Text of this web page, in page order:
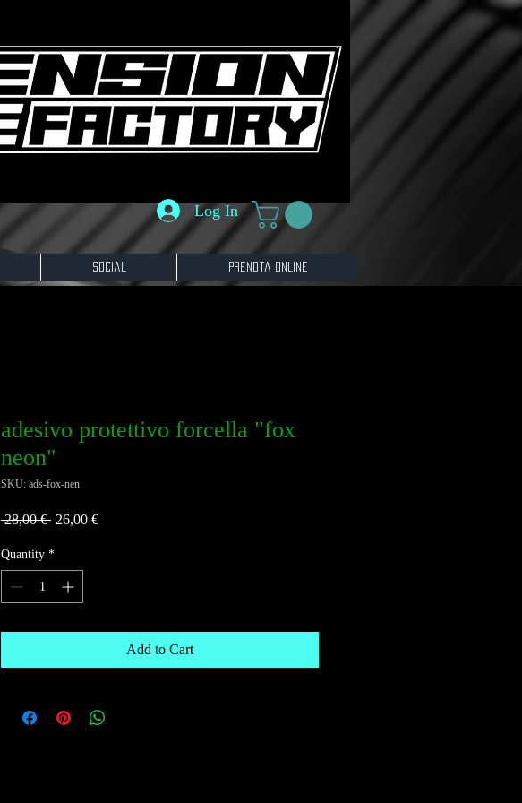
Log In
Social Prenota online
adesivo protettivo forcella "fox
neon"
SKU: ads-fox-nen
28,00 € Regular
26,00 €Sale
Quantity *
Add to Cart